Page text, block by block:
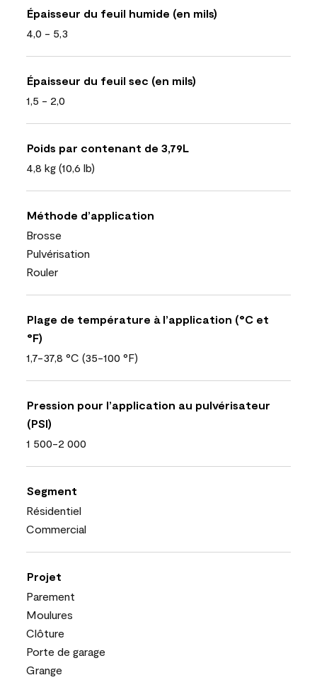
Épaisseur du feuil humide (en mils)
4,0 - 5,3
Épaisseur du feuil sec (en mils)
1,5 - 2,0
Poids par contenant de 3,79L
4,8 kg (10,6 lb)
Méthode d’application
Brosse
Pulvérisation
Rouler
Plage de température à l’application (°C et
°F)
1,7-37,8 °C (35-100 °F)
Pression pour l’application au pulvérisateur
(PSI)
1 500-2 000
Segment
Résidentiel
Commercial
Projet
Parement
Moulures
Clôture
Porte de garage
Grange